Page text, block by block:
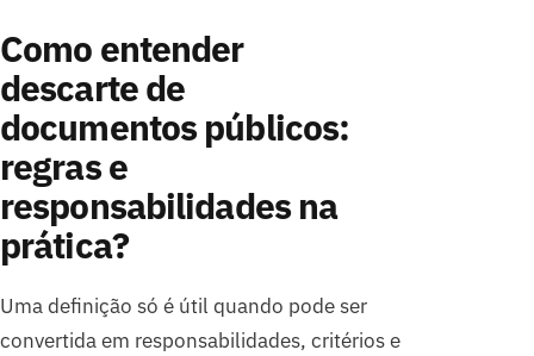
Como entender
descarte de
documentos públicos:
regras e
responsabilidades na
prática?
Uma definição só é útil quando pode ser
convertida em responsabilidades, critérios e